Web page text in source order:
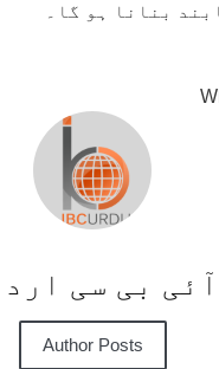
بنانا ہو گا۔
بی سی
Author Posts